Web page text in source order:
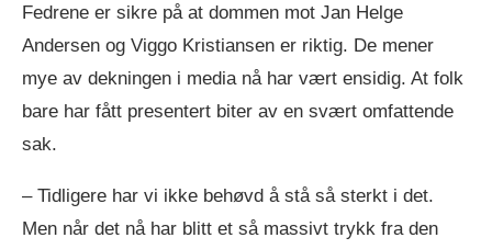
Fedrene er sikre på at dommen mot Jan Helge
Andersen og Viggo Kristiansen er riktig. De mener
mye av dekningen i media nå har vært ensidig. At folk
bare har fått presentert biter av en svært omfattende
sak.
– Tidligere har vi ikke behøvd å stå så sterkt i det.
Men når det nå har blitt et så massivt trykk fra den